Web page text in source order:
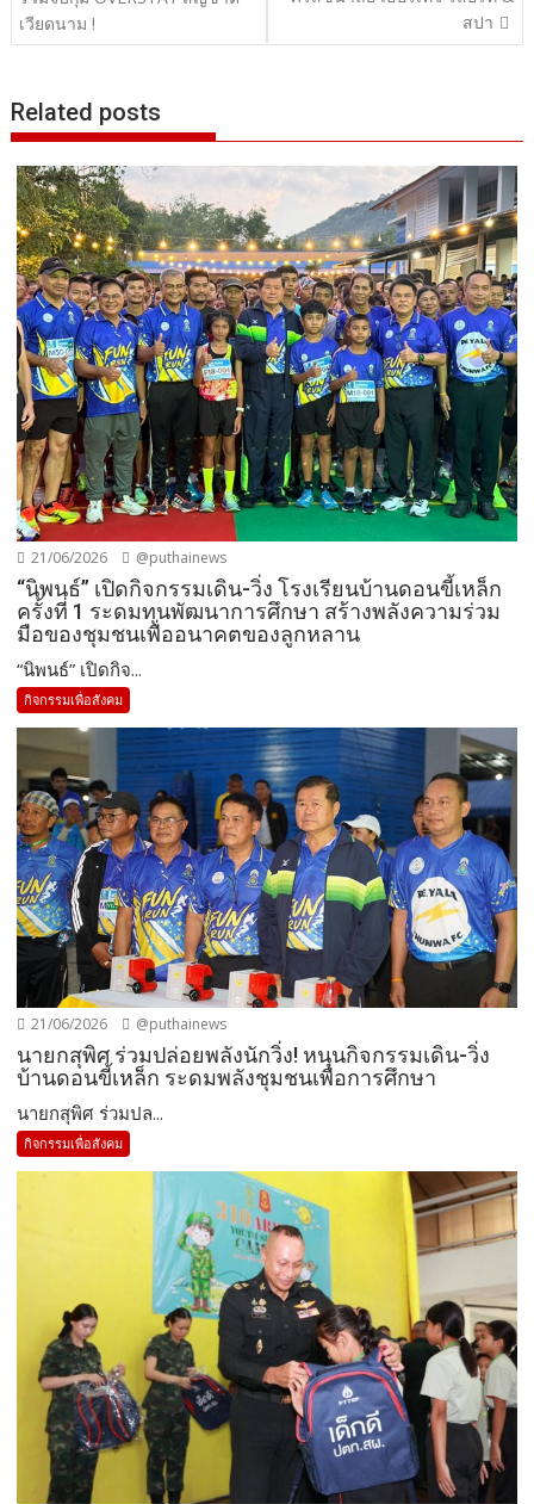
เวียดนาม !
สปา
Related posts
21/06/2026 @puthainews
“นิพนธ์” เปิดกิจกรรมเดิน-วิ่ง โรงเรียนบ้านดอนขี้เหล็ก
ครั้งที่ 1 ระดมทุนพัฒนาการศึกษา สร้างพลังความร่วม
มือของชุมชนเพื่ออนาคตของลูกหลาน
“นิพนธ์” เปิดกิจ...
กิจกรรมเพื่อสังคม
21/06/2026 @puthainews
นายกสุพิศ ร่วมปล่อยพลังนักวิ่ง! หนุนกิจกรรมเดิน-วิ่ง
บ้านดอนขี้เหล็ก ระดมพลังชุมชนเพื่อการศึกษา
นายกสุพิศ ร่วมปล...
กิจกรรมเพื่อสังคม